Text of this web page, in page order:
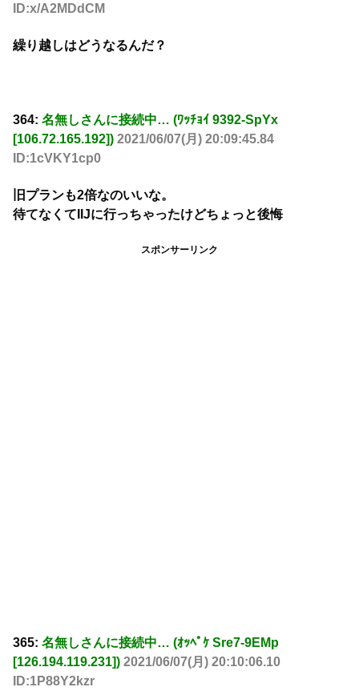
ID:x/A2MDdCM
繰り越しはどうなるんだ？
364: 名無しさんに接続中… (ﾜｯﾁｮｲ 9392-SpYx
[106.72.165.192]) 2021/06/07(月) 20:09:45.84
ID:1cVKY1cp0
旧プランも2倍なのいいな。
待てなくてIIJに行っちゃったけどちょっと後悔
スポンサーリンク
365: 名無しさんに接続中… (ｵｯﾍﾟｹ Sre7-9EMp
[126.194.119.231]) 2021/06/07(月) 20:10:06.10
ID:1P88Y2kzr